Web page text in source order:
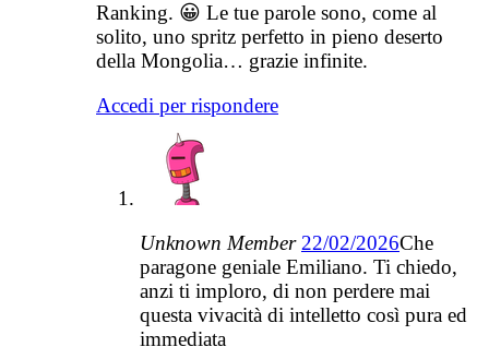
Ranking. 😀 Le tue parole sono, come al
solito, uno spritz perfetto in pieno deserto
della Mongolia… grazie infinite.
Accedi per rispondere
Unknown Member 22/02/2026Che
paragone geniale Emiliano. Ti chiedo,
anzi ti imploro, di non perdere mai
questa vivacità di intelletto così pura ed
immediata